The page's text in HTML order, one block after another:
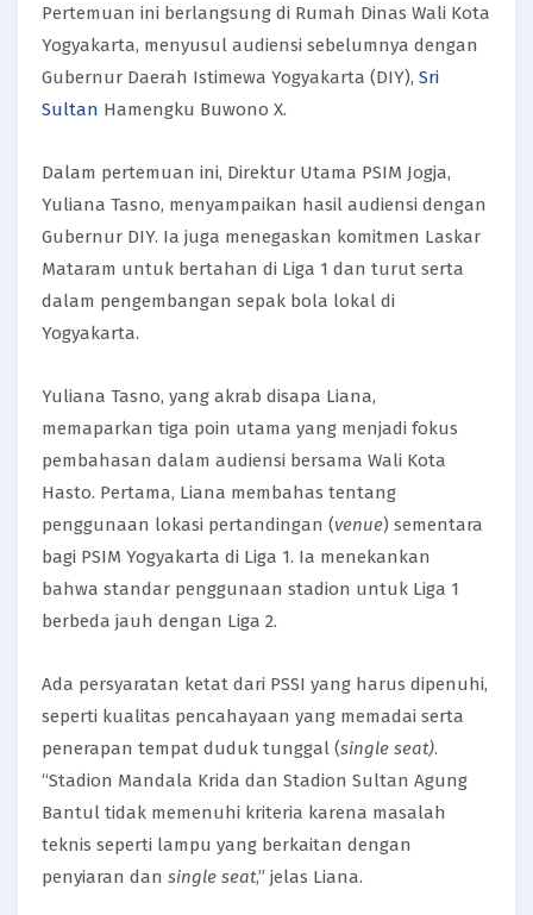
Pertemuan ini berlangsung di Rumah Dinas Wali Kota
Yogyakarta, menyusul audiensi sebelumnya dengan
Gubernur Daerah Istimewa Yogyakarta (DIY), Sri
Sultan Hamengku Buwono X.
Dalam pertemuan ini, Direktur Utama PSIM Jogja,
Yuliana Tasno, menyampaikan hasil audiensi dengan
Gubernur DIY. Ia juga menegaskan komitmen Laskar
Mataram untuk bertahan di Liga 1 dan turut serta
dalam pengembangan sepak bola lokal di
Yogyakarta.
Yuliana Tasno, yang akrab disapa Liana,
memaparkan tiga poin utama yang menjadi fokus
pembahasan dalam audiensi bersama Wali Kota
Hasto. Pertama, Liana membahas tentang
penggunaan lokasi pertandingan (venue) sementara
bagi PSIM Yogyakarta di Liga 1. Ia menekankan
bahwa standar penggunaan stadion untuk Liga 1
berbeda jauh dengan Liga 2.
Ada persyaratan ketat dari PSSI yang harus dipenuhi,
seperti kualitas pencahayaan yang memadai serta
penerapan tempat duduk tunggal (single seat).
“Stadion Mandala Krida dan Stadion Sultan Agung
Bantul tidak memenuhi kriteria karena masalah
teknis seperti lampu yang berkaitan dengan
penyiaran dan single seat,” jelas Liana.